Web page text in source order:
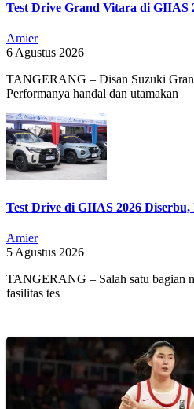
Test Drive Grand Vitara di GIIAS
Amier
6 Agustus 2026
TANGERANG – Disan Suzuki
Performanya handal dan utamakan
Test Drive di GIIAS 2026
Amier
5 Agustus 2026
TANGERANG – Salah satu bagian
fasilitas tes